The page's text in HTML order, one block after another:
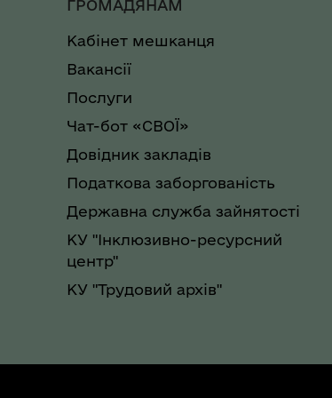
ГРОМАДЯНАМ
Кабінет мешканця
Вакансії
Послуги
Чат-бот «СВОЇ»
Довідник закладів
Податкова заборгованість
Державна служба зайнятості
КУ "Інклюзивно-ресурсний
центр"
КУ "Трудовий архів"